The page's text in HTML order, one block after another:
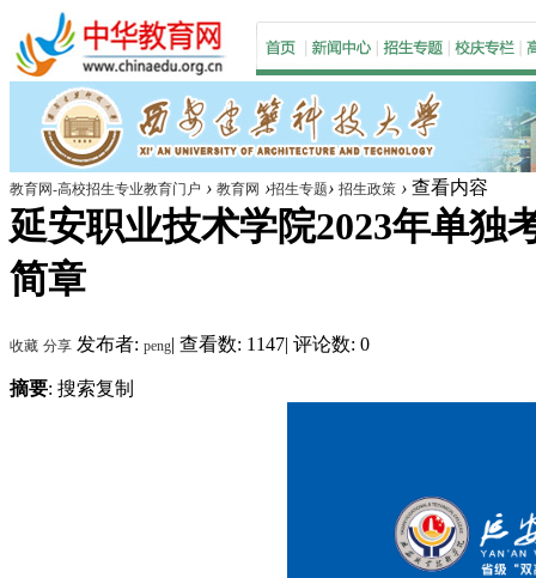
教育网-高校招生专业教育门户 › 教育网 ›招生专题› 招生政策 › 查看内容
延安职业技术学院2023年单独
简章
收藏 分享 发布者: peng| 查看数: 1147| 评论数: 0
摘要: 搜索复制